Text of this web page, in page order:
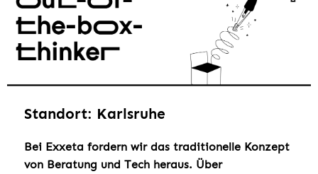
Standort: Karlsruhe
Bei Exxeta fordern wir das traditionelle Konzept
von Beratung und Tech heraus. Über